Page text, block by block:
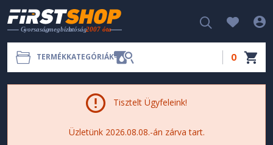
TERMÉKKATEGÓRIÁK 0
Tisztelt Ügyfeleink!
Üzletünk 2026.08.08.-án zárva tart.